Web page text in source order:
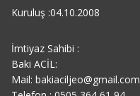
Kuruluş :04.10.2008
İmtiyaz Sahibi :
Baki ACİL:
Mail: bakiaciljeo@gmail.com